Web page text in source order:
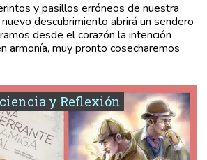
y pasillos erróneos de nuestra
descubrimiento abrirá un sendero
desde el corazón la intención
armonía, muy pronto cosecharemos
y Reflexión